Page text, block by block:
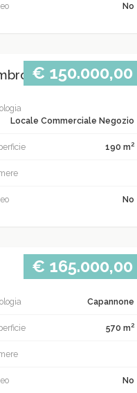
No
€ 150.000,00
Locale Commerciale Negozio
190 m2
No
€ 165.000,00
Capannone
570 m2
No